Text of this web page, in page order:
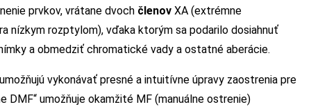
prvkov, vrátane dvoch členov XA (extrémne
nízkym rozptylom), vďaka ktorým sa podarilo dosiahnuť
a obmedziť chromatické vady a ostatné aberácie.
vykonávať presné a intuitívne úpravy zaostrenia pre
umožňuje okamžité MF (manuálne ostrenie)